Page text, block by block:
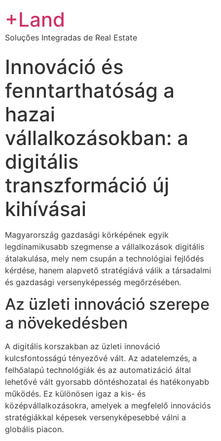
+Land
Soluções Integradas de Real Estate
Innováció és
fenntarthatóság a
hazai
vállalkozásokban: a
digitális
transzformáció új
kihívásai
Magyarország gazdasági körképének egyik
legdinamikusabb szegmense a vállalkozások digitális
átalakulása, mely nem csupán a technológiai fejlődés
kérdése, hanem alapvető stratégiává válik a társadalmi
és gazdasági versenyképesség megőrzésében.
Az üzleti innováció szerepe
a növekedésben
A digitális korszakban az üzleti innováció
kulcsfontosságú tényezővé vált. Az adatelemzés, a
felhőalapú technológiák és az automatizáció által
lehetővé vált gyorsabb döntéshozatal és hatékonyabb
működés. Ez különösen igaz a kis- és
középvállalkozásokra, amelyek a megfelelő innovációs
stratégiákkal képesek versenyképesebbé válni a
globális piacon.